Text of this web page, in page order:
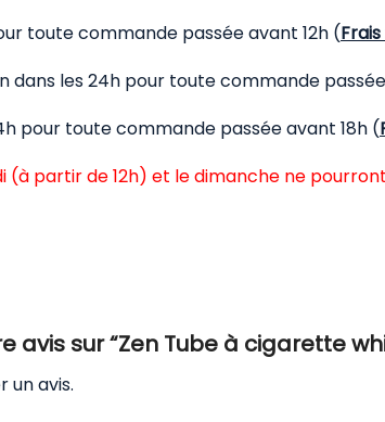
toute commande passée avant 12h (
dans les 24h pour toute commande
pour toute commande passée avant 18h (
(à partir de 12h) et le dimanche ne
avis sur “Zen Tube à cigarette
un avis.